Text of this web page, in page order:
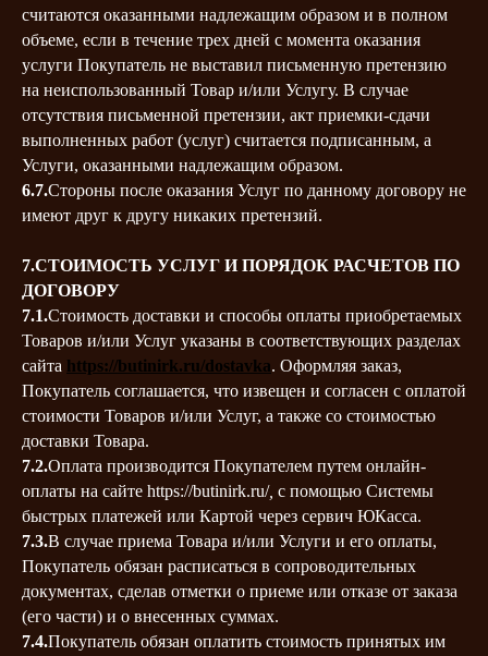
считаются оказанными надлежащим образом и в полном
объеме, если в течение трех дней с момента оказания
услуги Покупатель не выставил письменную претензию
на неиспользованный Товар и/или Услугу. В случае
отсутствия письменной претензии, акт приемки-сдачи
выполненных работ (услуг) считается подписанным, а
Услуги, оказанными надлежащим образом.
6.7.Стороны после оказания Услуг по данному договору не
имеют друг к другу никаких претензий.
7.СТОИМОСТЬ УСЛУГ И ПОРЯДОК РАСЧЕТОВ ПО
ДОГОВОРУ
7.1.Стоимость доставки и способы оплаты приобретаемых
Товаров и/или Услуг указаны в соответствующих разделах
сайта https://butinirk.ru/dostavka. Оформляя заказ,
Покупатель соглашается, что извещен и согласен с оплатой
стоимости Товаров и/или Услуг, а также со стоимостью
доставки Товара.
7.2.Оплата производится Покупателем путем онлайн-
оплаты на сайте https://butinirk.ru/, с помощью Системы
быстрых платежей или Картой через сервич ЮКасса.
7.3.В случае приема Товара и/или Услуги и его оплаты,
Покупатель обязан расписаться в сопроводительных
документах, сделав отметки о приеме или отказе от заказа
(его части) и о внесенных суммах.
7.4.Покупатель обязан оплатить стоимость принятых им